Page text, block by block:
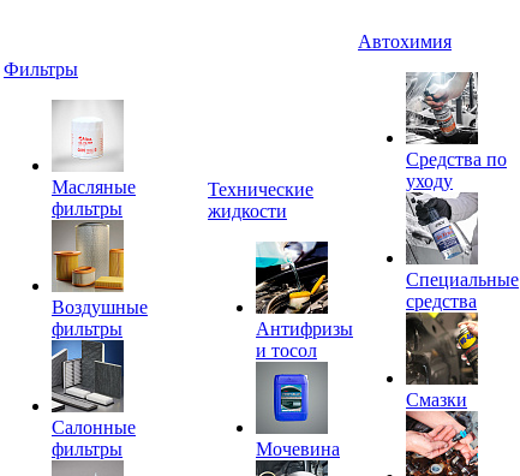
Фильтры
Масляные
фильтры
Воздушные
фильтры
Салонные
фильтры
Технические
жидкости
Антифризы
и тосол
Мочевина
Автохимия
Средства по
уходу
Специальные
средства
Смазки